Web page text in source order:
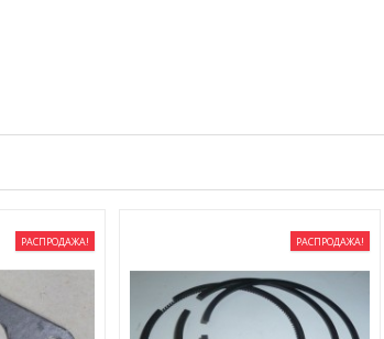
РАСПРОДАЖА! РАСПРОДАЖА!